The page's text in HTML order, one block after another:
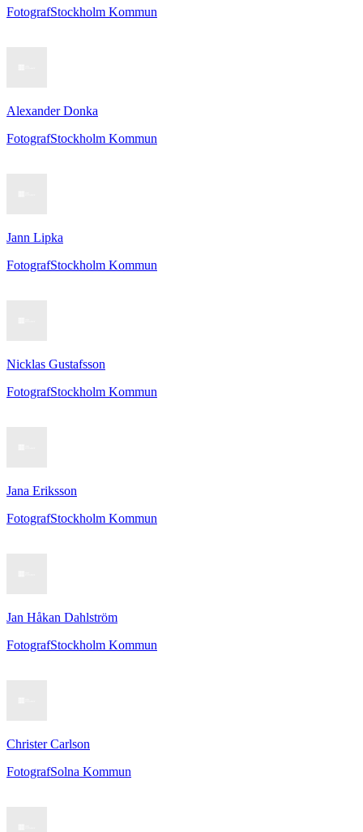
FotografStockholm Kommun
Alexander Donka
FotografStockholm Kommun
Jann Lipka
FotografStockholm Kommun
Nicklas Gustafsson
FotografStockholm Kommun
Jana Eriksson
FotografStockholm Kommun
Jan Håkan Dahlström
FotografStockholm Kommun
Christer Carlson
FotografSolna Kommun